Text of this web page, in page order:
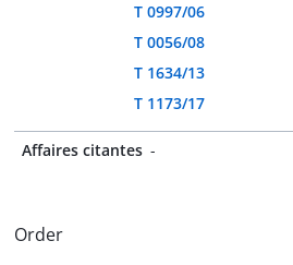
T 0997/06
T 0056/08
T 1634/13
T 1173/17
Affaires citantes -
Order